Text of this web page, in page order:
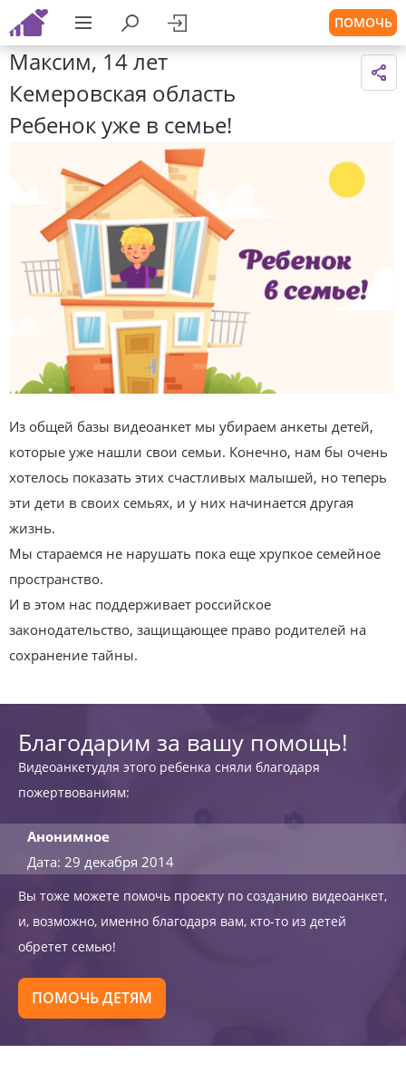
ПОМОЧЬ
Максим, 14 лет
Кемеровская область
Ребенок уже в семье!
Из общей базы видеоанкет мы убираем анкеты детей,
которые уже нашли свои семьи. Конечно, нам бы очень
хотелось показать этих счастливых малышей, но теперь
эти дети в своих семьях, и у них начинается другая
жизнь.
Мы стараемся не нарушать пока еще хрупкое семейное
пространство.
И в этом нас поддерживает российское
законодательство, защищающее право родителей на
сохранение тайны.
Благодарим за вашу помощь!
Видеоанкетудля этого ребенка сняли благодаря
пожертвованиям:
Анонимное
Дата: 29 декабря 2014
Вы тоже можете помочь проекту по созданию видеоанкет,
и, возможно, именно благодаря вам, кто-то из детей
обретет семью!
ПОМОЧЬ ДЕТЯМ